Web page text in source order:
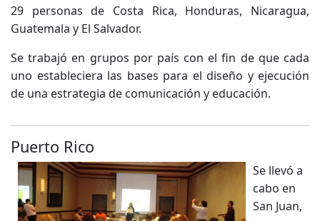
29 personas de Costa Rica, Honduras, Nicaragua,
Guatemala y El Salvador.
Se trabajó en grupos por país con el fin de que cada
uno estableciera las bases para el diseño y ejecución
de una estrategia de comunicación y educación.
Puerto Rico
Se llevó a
cabo en
San Juan,